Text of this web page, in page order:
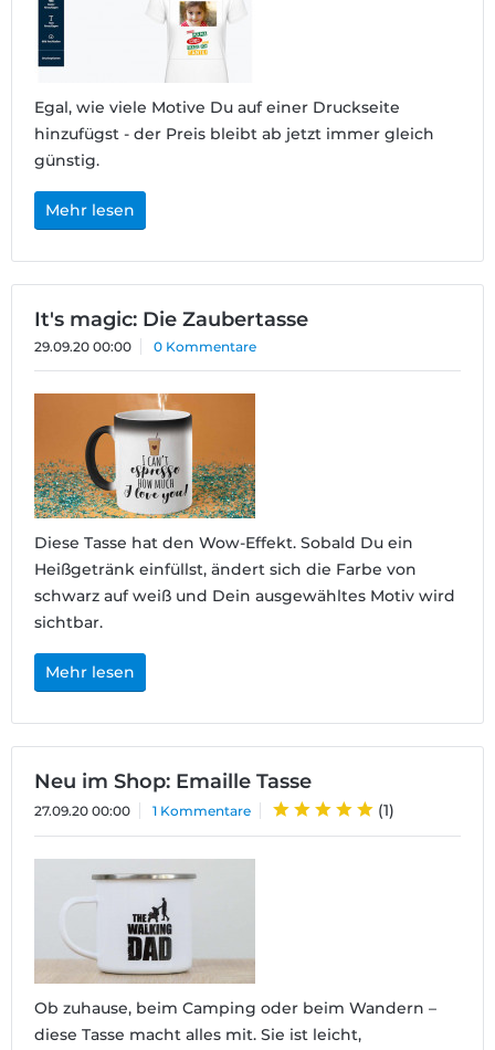
Egal, wie viele Motive Du auf einer Druckseite
hinzufügst - der Preis bleibt ab jetzt immer gleich
günstig.
Mehr lesen
It's magic: Die Zaubertasse
29.09.20 00:00 0 Kommentare
Diese Tasse hat den Wow-Effekt. Sobald Du ein
Heißgetränk einfüllst, ändert sich die Farbe von
schwarz auf weiß und Dein ausgewähltes Motiv wird
sichtbar.
Mehr lesen
Neu im Shop: Emaille Tasse
27.09.20 00:00 1 Kommentare (1)
Ob zuhause, beim Camping oder beim Wandern –
diese Tasse macht alles mit. Sie ist leicht,